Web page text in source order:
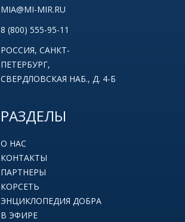
MIA@MI-MIR.RU
8 (800) 555-95-11
РОССИЯ, САНКТ-
ПЕТЕРБУРГ,
СВЕРДЛОВСКАЯ НАБ., Д. 4-Б
РАЗДЕЛЫ
О НАС
КОНТАКТЫ
ПАРТНЕРЫ
КОРСЕТЬ
ЭНЦИКЛОПЕДИЯ ДОБРА
В ЭФИРЕ